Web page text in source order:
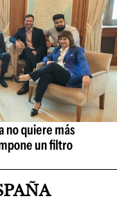
no quiere más
un filtro